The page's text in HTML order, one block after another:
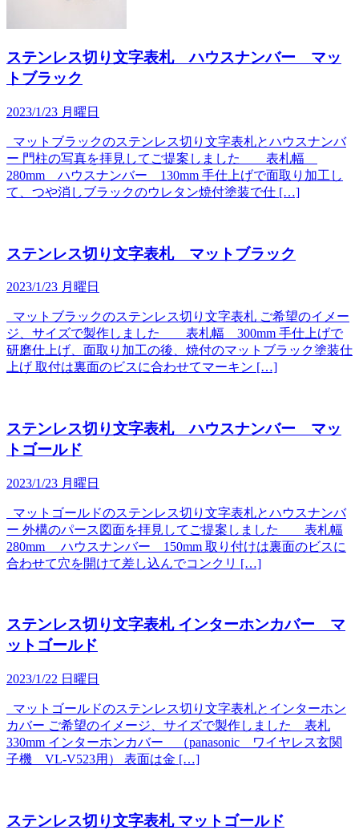
ステンレス切り文字表札 ハウスナンバー マッ
トブラック
2023/1/23 月曜日
マットブラックのステンレス切り文字表札とハウスナンバ
ー 門柱の写真を拝見してご提案しました 表札幅
280mm ハウスナンバー 130mm 手仕上げで面取り加工し
て、つや消しブラックのウレタン焼付塗装で仕 […]
ステンレス切り文字表札 マットブラック
2023/1/23 月曜日
マットブラックのステンレス切り文字表札 ご希望のイメー
ジ、サイズで製作しました 表札幅 300mm 手仕上げで
研磨仕上げ、面取り加工の後、焼付のマットブラック塗装仕
上げ 取付は裏面のビスに合わせてマーキン […]
ステンレス切り文字表札 ハウスナンバー マッ
トゴールド
2023/1/23 月曜日
マットゴールドのステンレス切り文字表札とハウスナンバ
ー 外構のパース図面を拝見してご提案しました 表札幅
280mm ハウスナンバー 150mm 取り付けは裏面のビスに
合わせて穴を開けて差し込んでコンクリ […]
ステンレス切り文字表札 インターホンカバー マ
ットゴールド
2023/1/22 日曜日
マットゴールドのステンレス切り文字表札とインターホン
カバー ご希望のイメージ、サイズで製作しました 表札
330mm インターホンカバー （panasonic ワイヤレス玄関
子機 VL-V523用） 表面は金 […]
ステンレス切り文字表札 マットゴールド